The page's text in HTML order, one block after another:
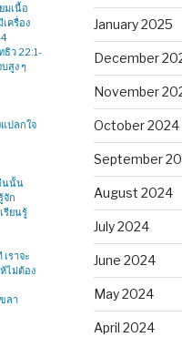
มเนื้อ
ครื่อง
ธิว 22:1-
สูง ๆ
ปลกใจ
นนั้น
จัก
รียนรู้
ราจะ
ไม่ต้อง
ลา
January 2025
December
November
October 2024
September
August 2024
July 2024
June 2024
May 2024
April 2024